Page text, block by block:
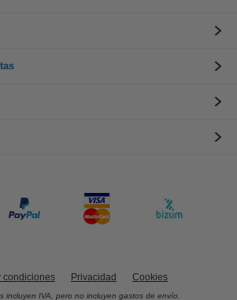
condiciones Privacidad Cookies
incluyen IVA, pero no incluyen gastos de envío.